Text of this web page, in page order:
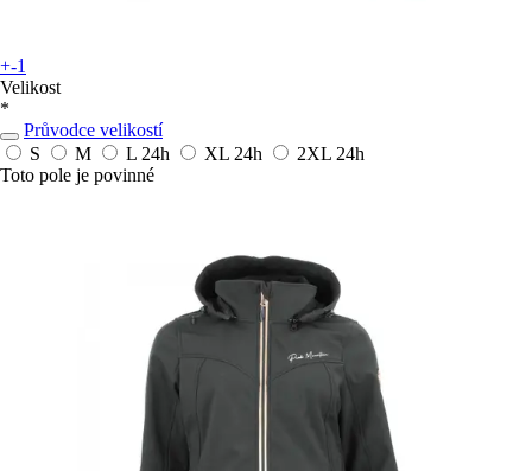
+-1
Velikost
*
Průvodce velikostí
S
M L 24h XL 24h 2XL 24h
Toto pole je povinné